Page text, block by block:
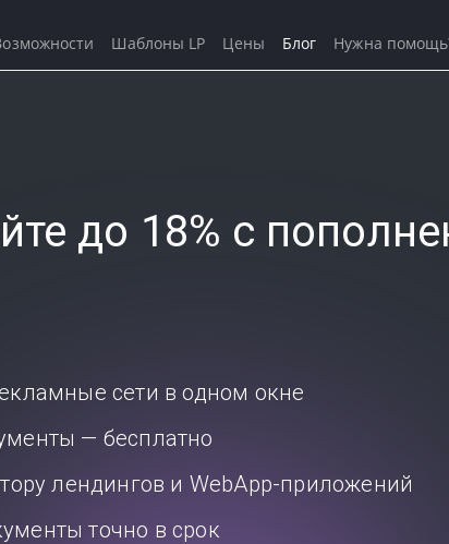
до 18% с
сети в одном окне
— бесплатно
лендингов и WebApp-приложений
точно в срок
Шаблоны LP Цены Блог Нужна